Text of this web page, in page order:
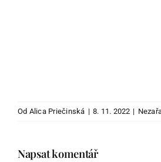
Od Alica Priečinská | 8. 11. 2022 |
Napsat komentář